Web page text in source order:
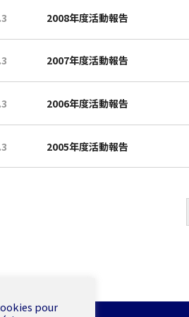
2008年度活動報告
2007年度活動報告
2006年度活動報告
2005年度活動報告
pour